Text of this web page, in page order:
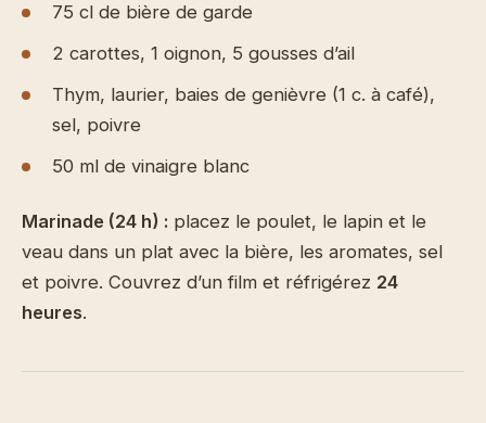
75 cl de bière de garde
2 carottes, 1 oignon, 5 gousses d’ail
Thym, laurier, baies de genièvre (1 c. à café),
sel, poivre
50 ml de vinaigre blanc
Marinade (24 h) : placez le poulet, le lapin et le
veau dans un plat avec la bière, les aromates, sel
et poivre. Couvrez d’un film et réfrigérez 24
heures.